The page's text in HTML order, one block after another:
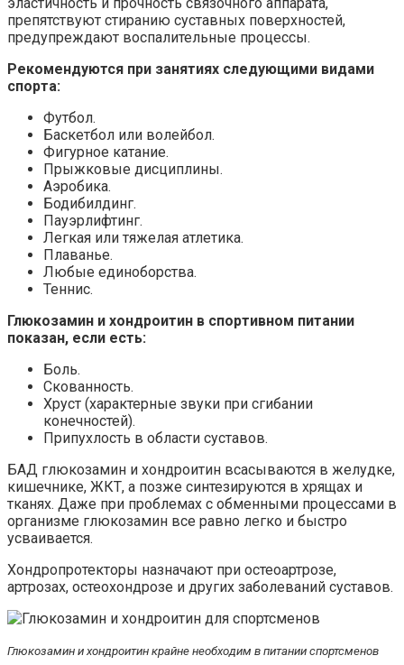
препятствуют стиранию суставных поверхностей,
предупреждают воспалительные процессы.
Рекомендуются при занятиях следующими видами
спорта:
Футбол.
Баскетбол или волейбол.
Фигурное катание.
Прыжковые дисциплины.
Аэробика.
Бодибилдинг.
Пауэрлифтинг.
Легкая или тяжелая атлетика.
Плаванье.
Любые единоборства.
Теннис.
Глюкозамин и хондроитин в спортивном питании
показан, если есть:
Боль.
Скованность.
Хруст (характерные звуки при сгибании
конечностей).
Припухлость в области суставов.
БАД глюкозамин и хондроитин всасываются в желудке,
кишечнике, ЖКТ, а позже синтезируются в хрящах и
тканях. Даже при проблемах с обменными процессами в
организме глюкозамин все равно легко и быстро
усваивается.
Хондропротекторы назначают при остеоартрозе,
артрозах, остеохондрозе и других заболеваний суставов.
Глюкозамин и хондроитин крайне необходим в питании спортсменов